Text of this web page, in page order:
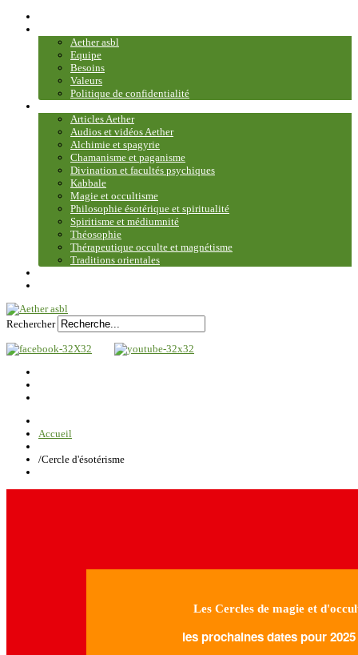
Aether asbl
Equipe
Besoins
Valeurs
Politique de confidentialité
Articles Aether
Audios et vidéos Aether
Alchimie et spagyrie
Chamanisme et paganisme
Divination et facultés psychiques
Kabbale
Magie et occultisme
Philosophie ésotérique et spiritualité
Spiritisme et médiumnité
Théosophie
Thérapeutique occulte et magnétisme
Traditions orientales
Rechercher
Accueil
/Cercle d'ésotérisme
Les Cercles de magie et
les prochaines dates pour 2025